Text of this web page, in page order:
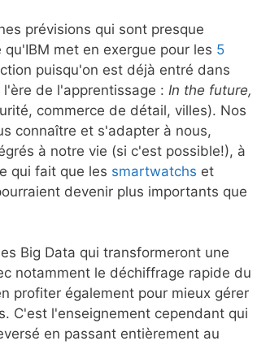
prévisions qui sont presque
met en exergue pour les 5
puisqu'on est déjà entré dans
de l'apprentissage : In the future,
commerce de détail, villes). Nos
connaître et s'adapter à nous,
à notre vie (si c'est possible!), à
qui fait que les smartwatchs et
devenir plus importants que
Big Data qui transformeront une
notamment le déchiffrage rapide du
profiter également pour mieux gérer
C'est l'enseignement cependant qui
en passant entièrement au